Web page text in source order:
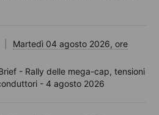
Martedì 04 agosto 2026, ore
- Rally delle mega-cap, tensioni
- 4 agosto 2026